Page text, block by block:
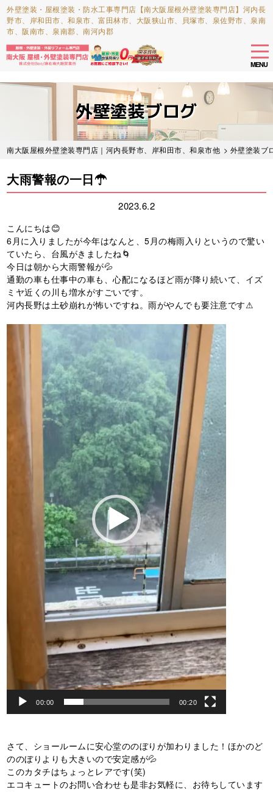
Skip
MENU
外壁塗装・屋根塗装・防水工事専門店【南大阪屋根外壁塗装専門店】河内長
野市、岸和田市、和泉市、富田林市、大阪狭山市、貝塚市、泉佐野市、泉南
市、阪南市、泉南郡、南河内郡
外壁塗装ブログ
南大阪屋根外壁塗装専門店｜河内長野市、岸和田市、和泉市他 > 外壁塗装ブ
大雨警報の一日☂
2023.6.2
こんにちは😊
6月に入りましたが今年はなんと、5月の梅雨入りというので驚い
ていたら、台風がきましたね🌀
今日は朝から大雨警報が💦
通勤の車も仕事中の車も、心配になるほど雨が降り続いて、イズ
ミヤ近くの川も増水がすごいです。
河内長野は土砂崩れが怖いですね。雨がやんでも要注意です⚠
ー
00:00 00:20
さて、ショールームに安心堂ののぼりが加わりました！ほかのど
ののぼりよりも大きいので安定感が💦
このカタチはちょっとレアです(笑)
エコキュートのお問い合わせも是非お気軽に、お待ちしています